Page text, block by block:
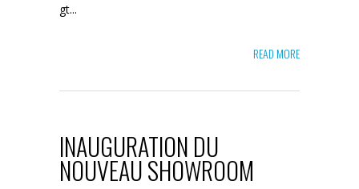
gt...
READ MORE
INAUGURATION DU
NOUVEAU SHOWROOM